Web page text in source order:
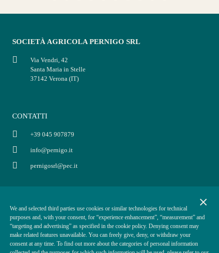
SOCIETÀ AGRICOLA PERNIGO SRL
Via Vendri, 42
Santa Maria in Stelle
37142 Verona (IT)
CONTATTI
+39 045 907879
info@pernigo.it
pernigosrl@pec.it
P.IVA: 03854330234
Cap. Soc. i.v. €50.000,00
REA VR-370870
Informativa privacy
Condizioni di vendita
Informativa cookies
ODR
close
We and selected third parties use cookies or similar technologies for technical
purposes and, with your consent, for “experience enhancement”, “measurement” and
“targeting and advertising” as specified in the cookie policy. Denying consent may
make related features unavailable. You can freely give, deny, or withdraw your
consent at any time. To find out more about the categories of personal information